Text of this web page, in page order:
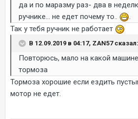
да и по маразму раз- два в
ручнике... не едет почему то..
.
Так у тебя ручник не работает
В 12.09.2019 в 04:17, ZAN57 сказал:
Повторюсь, мало на какой
тормоза
Тормоза хорошие если ездить
мотор не едет.